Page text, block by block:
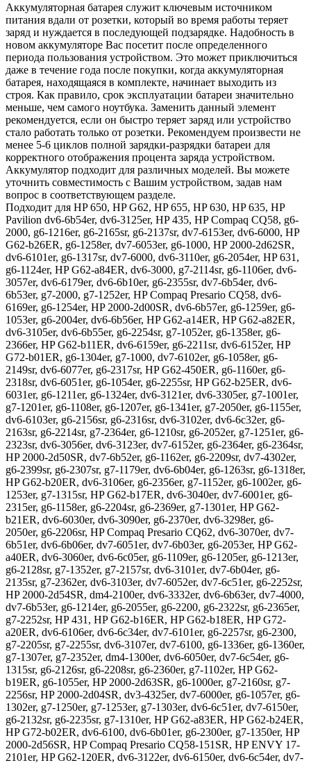
Аккумуляторная батарея служит ключевым источником
питания вдали от розетки, который во время работы теряет
заряд и нуждается в последующей подзарядке. Надобность в
новом аккумуляторе Вас посетит после определенного
периода пользования устройством. Это может приключиться
даже в течение года после покупки, когда аккумуляторная
батарея, находящаяся в комплекте, начинает выходить из
строя. Как правило, срок эксплуатации батареи значительно
меньше, чем самого ноутбука. Заменить данный элемент
рекомендуется, если он быстро теряет заряд или устройство
стало работать только от розетки. Рекомендуем произвести не
менее 5-6 циклов полной зарядки-разрядки батареи для
корректного отображения процента заряда устройством.
Аккумулятор подходит для различных моделей. Вы можете
уточнить совместимость с Вашим устройством, задав нам
вопрос в соответствующем разделе.
Подходит для HP 650, HP G62, HP 655, HP 630, HP 635, HP
Pavilion dv6-6b54er, dv6-3125er, HP 435, HP Compaq CQ58, g6-
2000, g6-1216er, g6-2165sr, g6-2137sr, dv7-6153er, dv6-6000, HP
G62-b26ER, g6-1258er, dv7-6053er, g6-1000, HP 2000-2d62SR,
dv6-6101er, g6-1317sr, dv7-6000, dv6-3110er, g6-2054er, HP 631,
g6-1124er, HP G62-a84ER, dv6-3000, g7-2114sr, g6-1106er, dv6-
3057er, dv6-6179er, dv6-6b10er, g6-2355sr, dv7-6b54er, dv6-
6b53er, g7-2000, g7-1252er, HP Compaq Presario CQ58, dv6-
6169er, g6-1254er, HP 2000-2d00SR, dv6-6b57er, g6-1259er, g6-
1053er, g6-2004er, dv6-6b56er, HP G62-a14ER, HP G62-a82ER,
dv6-3105er, dv6-6b55er, g6-2254sr, g7-1052er, g6-1358er, g6-
2366er, HP G62-b11ER, dv6-6159er, g6-2211sr, dv6-6152er, HP
G72-b01ER, g6-1304er, g7-1000, dv7-6102er, g6-1058er, g6-
2149sr, dv6-6077er, g6-2317sr, HP G62-450ER, g6-1160er, g6-
2318sr, dv6-6051er, g6-1054er, g6-2255sr, HP G62-b25ER, dv6-
6031er, g6-1211er, g6-1324er, dv6-3121er, dv6-3305er, g7-1001er,
g7-1201er, g6-1108er, g6-1207er, g6-1341er, g7-2050er, g6-1155er,
dv6-6103er, g6-2156sr, g6-2316sr, dv6-3102er, dv6-6c32er, g6-
2163sr, g6-2214sr, g7-2364er, g6-1210sr, g6-2052er, g7-1251er, g6-
2323sr, dv6-3056er, dv6-3123er, dv7-6152er, g6-2364er, g6-2364sr,
HP 2000-2d50SR, dv7-6b52er, g6-1162er, g6-2209sr, dv7-4302er,
g6-2399sr, g6-2307sr, g7-1179er, dv6-6b04er, g6-1263sr, g6-1318er,
HP G62-b20ER, dv6-3106er, g6-2356er, g7-1152er, g6-1002er, g6-
1253er, g7-1315sr, HP G62-b17ER, dv6-3040er, dv7-6001er, g6-
2315er, g6-1158er, g6-2204sr, g6-2369er, g7-1301er, HP G62-
b21ER, dv6-6030er, dv6-3090er, g6-2370er, dv6-3298er, g6-
2050er, g6-2206sr, HP Compaq Presario CQ62, dv6-3070er, dv7-
6b51er, dv6-6b06er, dv7-6051er, dv7-6b03er, g6-2053er, HP G62-
a40ER, dv6-3060er, dv6-6c05er, g6-1109er, g6-1205er, g6-1213er,
g6-2128sr, g7-1352er, g7-2157sr, dv6-3101er, dv7-6b04er, g6-
2135sr, g7-2362er, dv6-3103er, dv7-6052er, dv7-6c51er, g6-2252sr,
HP 2000-2d54SR, dm4-2100er, dv6-3332er, dv6-6b63er, dv7-4000,
dv7-6b53er, g6-1214er, g6-2055er, g6-2200, g6-2322sr, g6-2365er,
g7-2252sr, HP 431, HP G62-b16ER, HP G62-b18ER, HP G72-
a20ER, dv6-6106er, dv6-6c34er, dv7-6101er, g6-2257sr, g6-2300,
g7-2205sr, g7-2255sr, dv6-3107er, dv7-6100, g6-1336er, g6-1360er,
g7-1307er, g7-2352er, dm4-1300er, dv6-6050er, dv7-6c54er, g6-
1315sr, g6-2126sr, g6-2208sr, g6-2360er, g7-1102er, HP G62-
b19ER, g6-1055er, HP 2000-2d63SR, g6-1000er, g7-2160sr, g7-
2256sr, HP 2000-2d04SR, dv3-4325er, dv7-6000er, g6-1057er, g6-
1302er, g7-1250er, g7-1253er, g7-1303er, dv6-6c51er, dv7-6150er,
g6-2132sr, g6-2235sr, g7-1310er, HP G62-a83ER, HP G62-b24ER,
HP G72-b02ER, dv6-6100, dv6-6b01er, g6-2300er, g7-1350er, HP
2000-2d56SR, HP Compaq Presario CQ58-151SR, HP ENVY 17-
2101er, HP G62-120ER, dv6-3122er, dv6-6150er, dv6-6c54er, dv7-